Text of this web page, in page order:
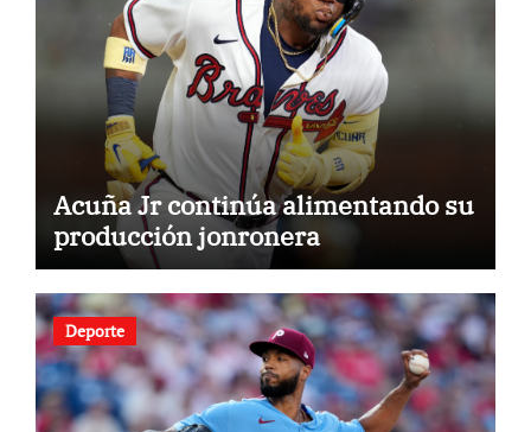
Acuña Jr continúa alimentando su
producción jonronera
Deporte